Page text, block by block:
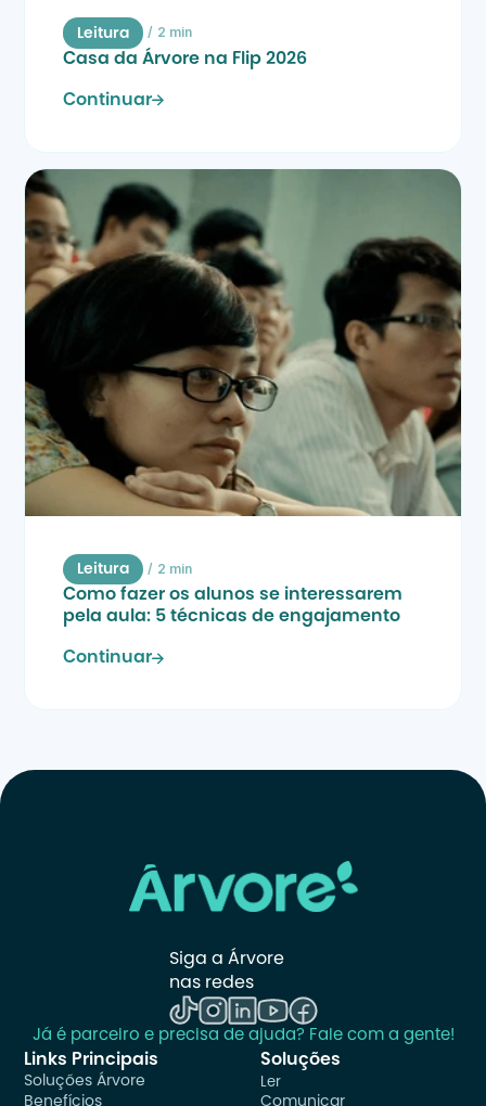
Leitura / 2 min
Casa da Árvore na Flip 2026
Continuar
Leitura / 2 min
Como fazer os alunos se interessarem
pela aula: 5 técnicas de engajamento
Continuar
Siga a Árvore
nas redes
Já é parceiro e precisa de ajuda? Fale com a gente!
Links Principais
Soluções Árvore
Benefícios
Soluções
Ler
Comunicar